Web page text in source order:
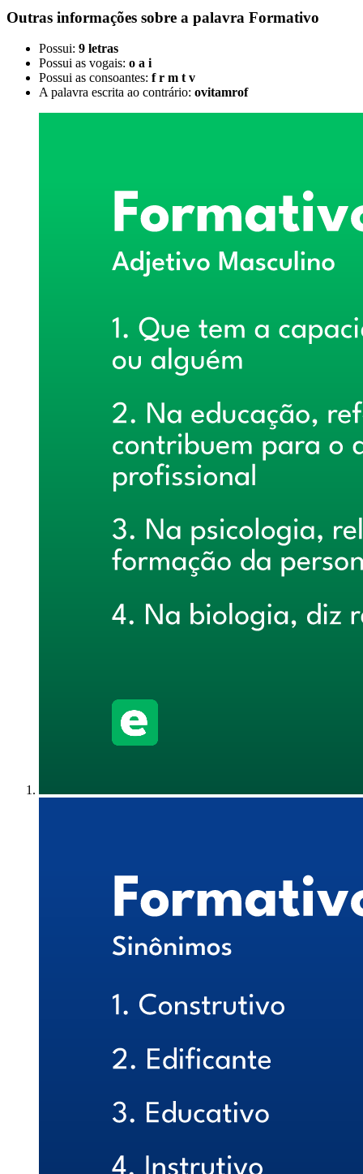
Outras informações sobre a palavra Formativo
Possui: 9 letras
Possui as vogais: o a i
Possui as consoantes: f r m t v
A palavra escrita ao contrário: ovitamrof